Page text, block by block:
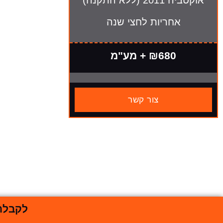
אחריות לחצי שנה
₪680 + מע"מ
צור קשר